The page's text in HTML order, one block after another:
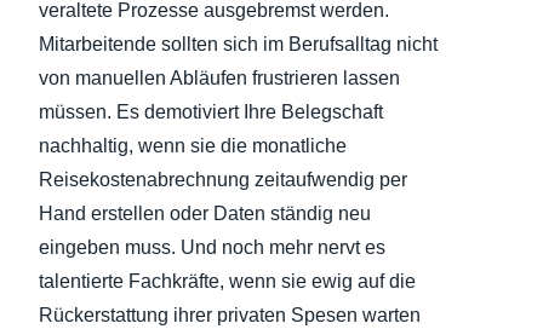
España (Español)
veraltete Prozesse ausgebremst werden.
Mitarbeitende sollten sich im Berufsalltag nicht
von manuellen Abläufen frustrieren lassen
müssen. Es demotiviert Ihre Belegschaft
nachhaltig, wenn sie die monatliche
Reisekostenabrechnung zeitaufwendig per
Hand erstellen oder Daten ständig neu
eingeben muss. Und noch mehr nervt es
talentierte Fachkräfte, wenn sie ewig auf die
Rückerstattung ihrer privaten Spesen warten